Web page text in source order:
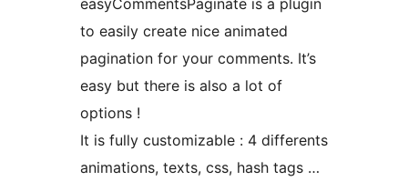
easyCommentsPaginate is a plugin
to easily create nice animated
pagination for your comments. It’s
easy but there is also a lot of
options !
It is fully customizable : 4 differents
animations, texts, css, hash tags …